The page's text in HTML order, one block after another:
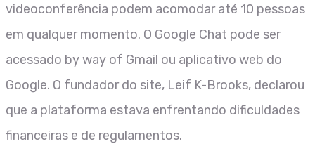
videoconferência podem acomodar até 10 pessoas
em qualquer momento. O Google Chat pode ser
acessado by way of Gmail ou aplicativo web do
Google. O fundador do site, Leif K-Brooks, declarou
que a plataforma estava enfrentando dificuldades
financeiras e de regulamentos.